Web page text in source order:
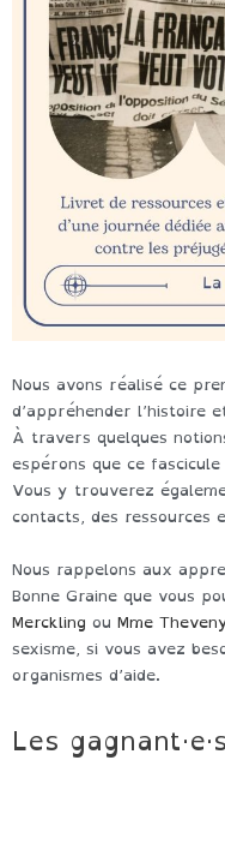
Nous avons réalisé ce
d’appréhender l’histoire
À travers quelques
espérons que ce
Vous y trouverez
contacts, des ressources
Nous rappelons aux
Bonne Graine que vous
Merckling ou Mme
sexisme, si vous avez
organismes d’aide.
Les